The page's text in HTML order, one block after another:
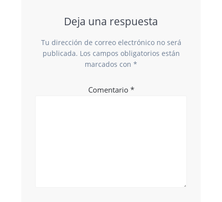
Deja una respuesta
Tu dirección de correo electrónico no será
publicada. Los campos obligatorios están
marcados con *
Comentario *